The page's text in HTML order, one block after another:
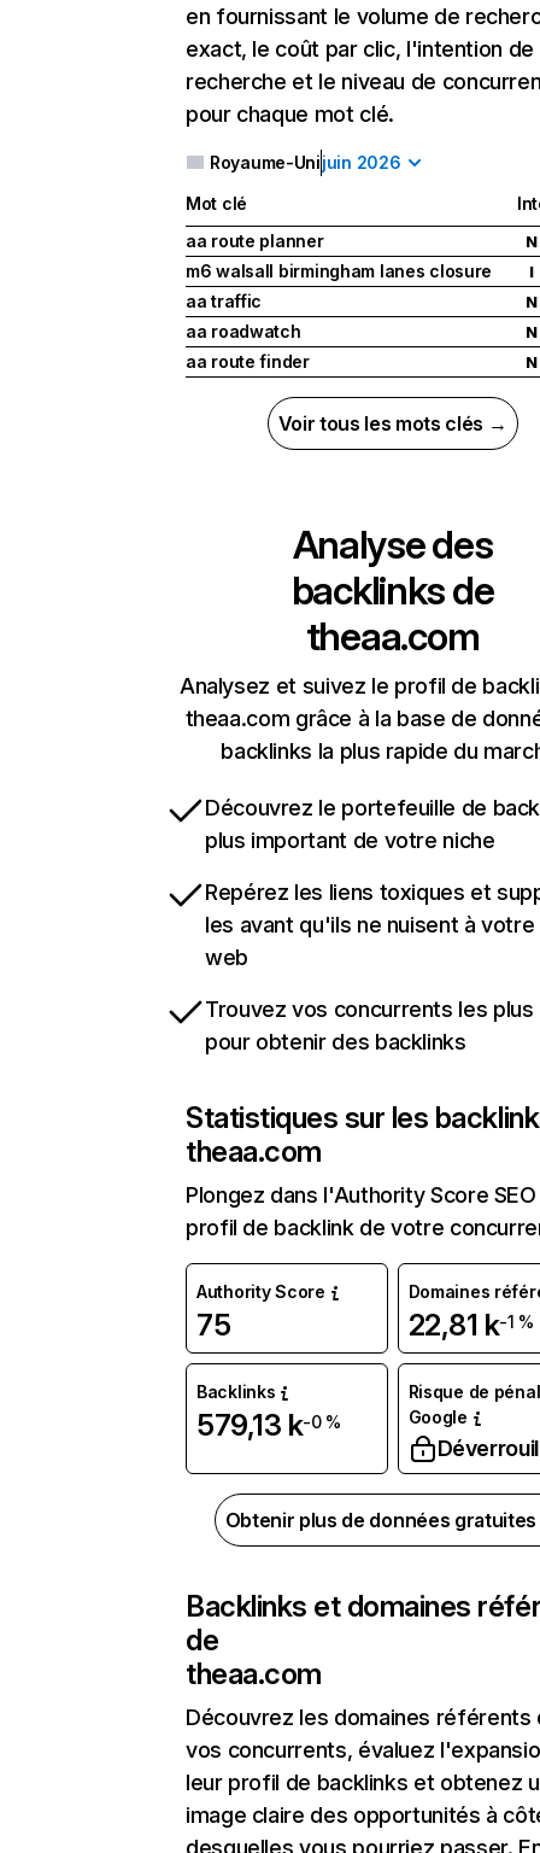
en fournissant le volume de
exact, le coût par clic, l'intention de
recherche et le niveau de
pour chaque mot clé.
Royaume-Unijuin 2026
Mot clé
aa route planner
N
m6 walsall birmingham lanes closure I
aa traffic N
aa roadwatch N
aa route finder N
Voir tous les mots clés →
Analyse des
backlinks de
theaa.com
Analysez et suivez le profil de
theaa.com grâce à la base de
backlinks la plus rapide du
Découvrez le portefeuille de
plus important de votre niche
Repérez les liens toxiques et
les avant qu'ils ne nuisent à
web
Trouvez vos concurrents les
pour obtenir des backlinks
Statistiques sur les
theaa.com
Plongez dans l'Authority Score
profil de backlink de votre
Authority Score
75
Domaines
22,81 k-1 %
Backlinks
579,13 k-0 %
Risque de
Google
Obtenir plus de données
Backlinks et domaines
de
theaa.com
Découvrez les domaines référents
vos concurrents, évaluez
leur profil de backlinks et obtenez
image claire des opportunités à
desquelles vous pourriez passer.